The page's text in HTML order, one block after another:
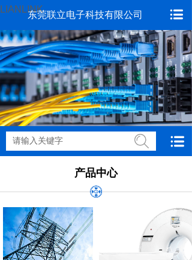
搜索
产品中心
东莞联立电子科技有限公司
LIANLINK